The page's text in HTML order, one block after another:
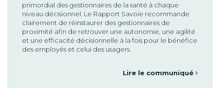
primordial des gestionnaires de la santé à chaque
niveau décisionnel. Le Rapport Savoie recommande
clairement de réinstaurer des gestionnaires de
proximité afin de retrouver une autonomie, une agilité
et une efficacité décisionnelle à la fois pour le bénéfice
des employés et celui des usagers.
Lire le communiqué